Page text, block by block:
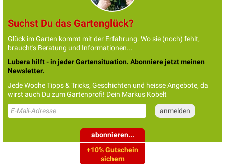
Suchst Du das Gartenglück?
Glück im Garten kommt mit der Erfahrung. Wo sie (noch) fehlt,
braucht's Beratung und Informationen...
Lubera hilft - in jeder Gartensituation. Abonniere jetzt meinen
Newsletter.
Jede Woche Tipps & Tricks, Geschichten und heisse Angebote, da
wirst auch Du zum Gartenprofi! Dein Markus Kobelt
abonnieren...
+10% Gutschein
sichern